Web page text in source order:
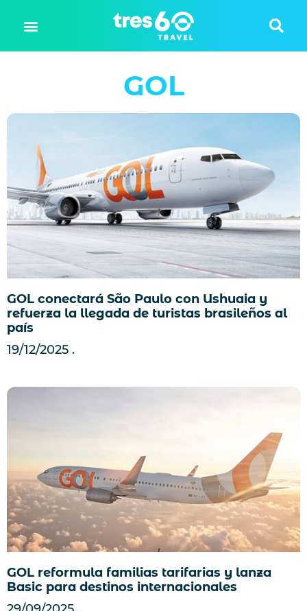
GOL
GOL conectará São Paulo con Ushuaia y
refuerza la llegada de turistas brasileños al
país
19/12/2025
GOL reformula familias tarifarias y lanza
Basic para destinos internacionales